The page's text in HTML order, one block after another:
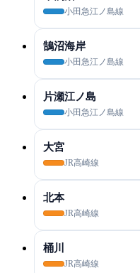
小田急江ノ島線
鵠沼海岸
小田急江ノ島線
片瀬江ノ島
小田急江ノ島線
大宮
JR高崎線
北本
JR高崎線
桶川
JR高崎線